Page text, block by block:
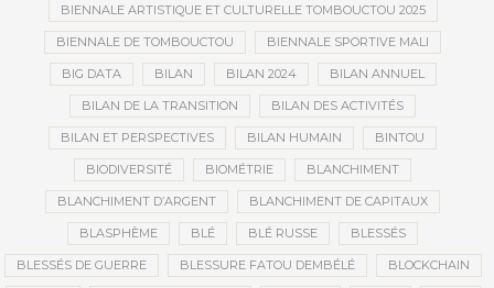
BIENNALE ARTISTIQUE ET CULTURELLE TOMBOUCTOU 2025
BIENNALE DE TOMBOUCTOU BIENNALE SPORTIVE MALI
BIG DATA BILAN BILAN 2024 BILAN ANNUEL
BILAN DE LA TRANSITION BILAN DES ACTIVITÉS
BILAN ET PERSPECTIVES BILAN HUMAIN BINTOU
BIODIVERSITÉ BIOMÉTRIE BLANCHIMENT
BLANCHIMENT D’ARGENT BLANCHIMENT DE CAPITAUX
BLASPHÈME BLÉ BLÉ RUSSE BLESSÉS
BLESSÉS DE GUERRE BLESSURE FATOU DEMBÉLÉ BLOCKCHAIN